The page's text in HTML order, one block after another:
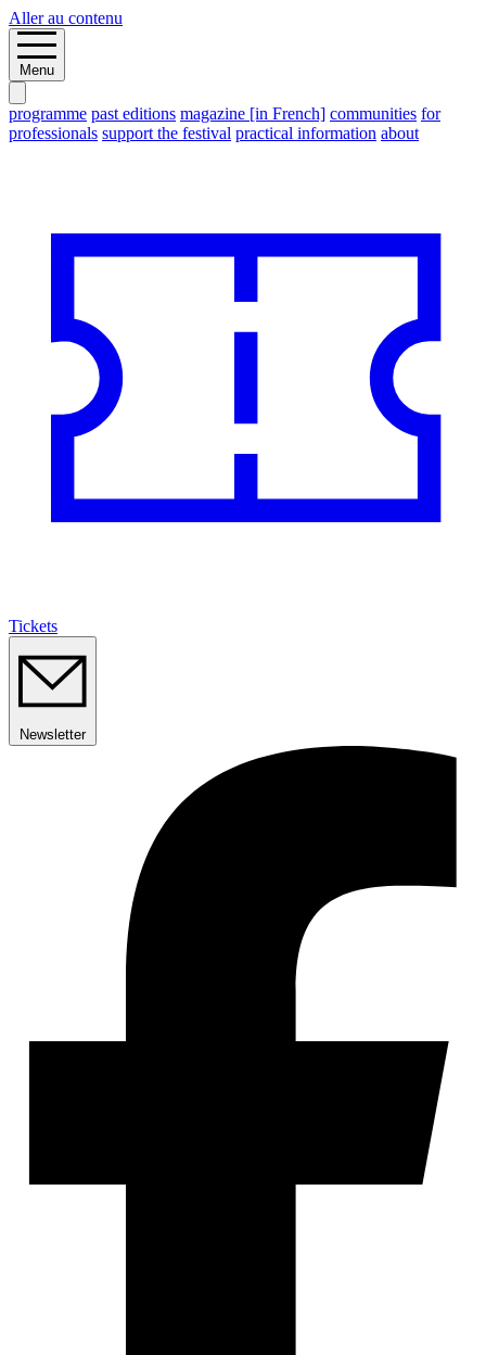
Aller au contenu
Menu
programme past editions magazine [in French] communities for
professionals support the festival practical information about
Tickets
Newsletter